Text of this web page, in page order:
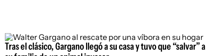
Tras el clásico, Gargano llegó a su casa y tuvo que “salvar” a